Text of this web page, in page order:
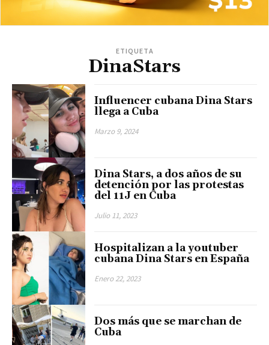
ETIQUETA
DinaStars
Influencer cubana Dina Stars
llega a Cuba
Marzo 9, 2024
Dina Stars, a dos años de su
detención por las protestas
del 11J en Cuba
Julio 11, 2023
Hospitalizan a la youtuber
cubana Dina Stars en España
Enero 22, 2023
Dos más que se marchan de
Cuba